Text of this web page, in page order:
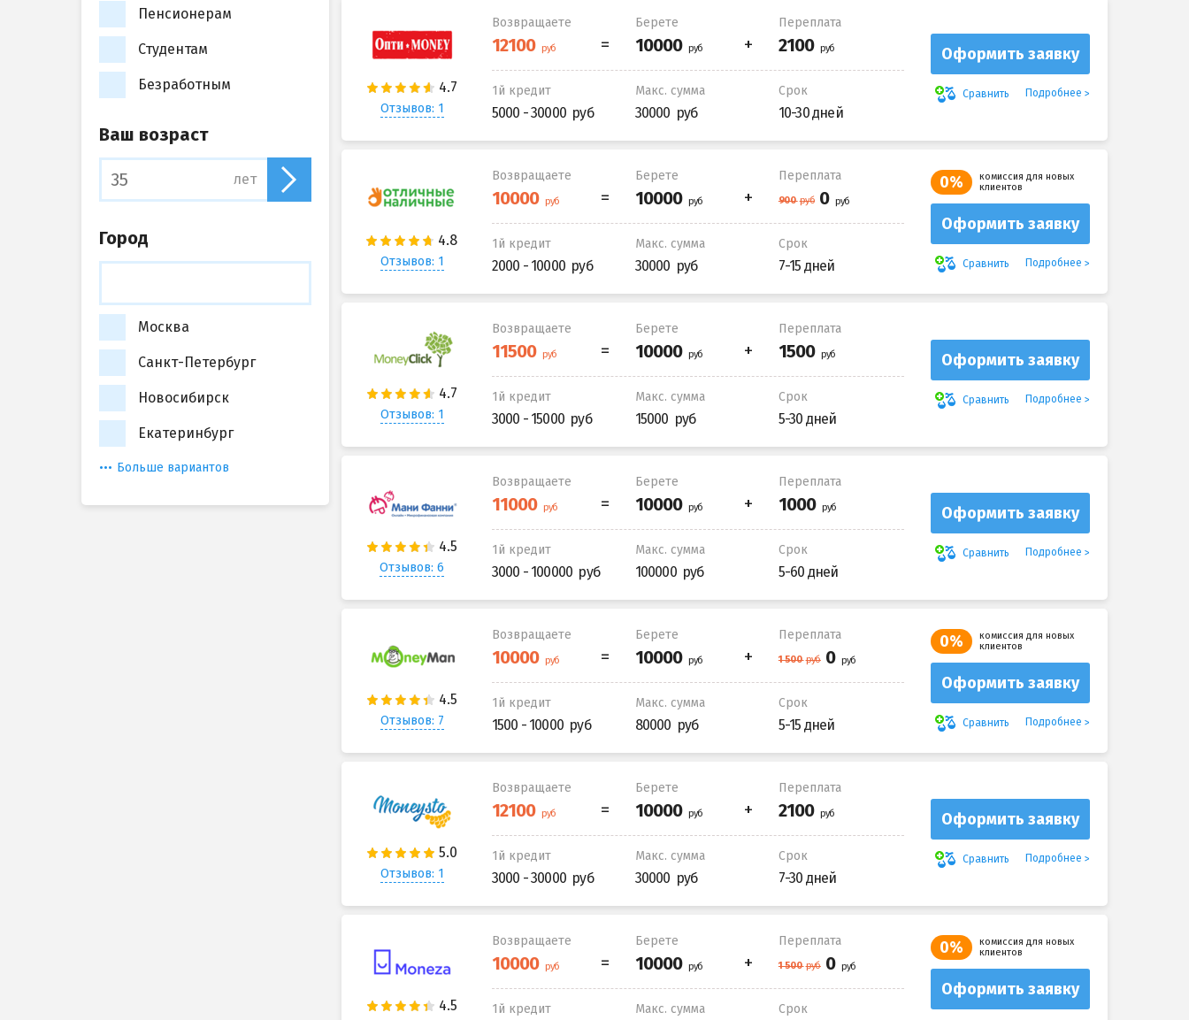
Отзывов: 1
Возвращаете Берете Переплата
1й кредит
5000 - 30000
Макс. сумма
30000
Срок
10-30 дней
Оформить заявку
Сравнить Подробнее
Отзывов: 1
Возвращаете Берете Переплата
1й кредит
2000 - 10000
Макс. сумма
30000
Срок
7-15 дней
0%
комиссия для новых
клиентов
Оформить заявку
Сравнить Подробнее
Отзывов: 1
Возвращаете Берете Переплата
1й кредит
3000 - 15000
Макс. сумма
15000
Срок
5-30 дней
Оформить заявку
Сравнить Подробнее
Отзывов: 6
Возвращаете Берете Переплата
1й кредит
3000 - 100000
Макс. сумма
100000
Срок
5-60 дней
Оформить заявку
Сравнить Подробнее
Отзывов: 7
Возвращаете Берете Переплата
1й кредит
1500 - 10000
Макс. сумма
80000
Срок
5-15 дней
0%
комиссия для новых
клиентов
Оформить заявку
Сравнить Подробнее
Отзывов: 1
Возвращаете Берете Переплата
1й кредит
3000 - 30000
Макс. сумма
30000
Срок
7-30 дней
Оформить заявку
Сравнить Подробнее
Возвращаете Берете Переплата
1й кредит Макс. сумма Срок
0%
комиссия для новых
клиентов
Оформить заявку
Пенсионерам
Студентам
Безработным
Ваш возраст
лет
Город
Москва
Санкт-Петербург
Новосибирск
Екатеринбург
Больше вариантов